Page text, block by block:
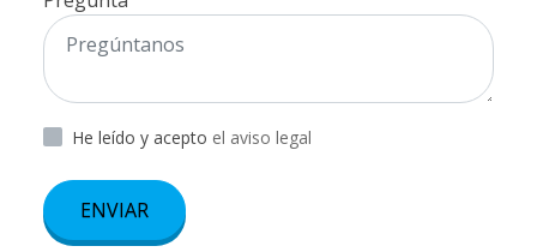
He leído y acepto el aviso legal
ENVIAR